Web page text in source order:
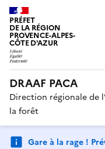
PRÉFET
DE LA RÉGION
PROVENCE-ALPES-
CÔTE D'AZUR
DRAAF PACA
Direction régionale de
la forêt
Gare à la rage !